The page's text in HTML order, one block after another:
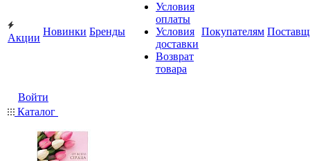
Акции
Новинки Бренды
Условия
оплаты
Условия
доставки
Возврат
товара
Покупателям
Войти
Каталог